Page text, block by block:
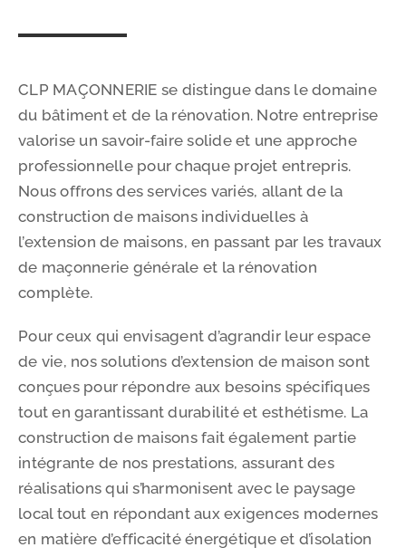
CLP MAÇONNERIE se distingue dans le domaine
du bâtiment et de la rénovation. Notre entreprise
valorise un savoir-faire solide et une approche
professionnelle pour chaque projet entrepris.
Nous offrons des services variés, allant de la
construction de maisons individuelles à
l’extension de maisons, en passant par les travaux
de maçonnerie générale et la rénovation
complète.
Pour ceux qui envisagent d’agrandir leur espace
de vie, nos solutions d’extension de maison sont
conçues pour répondre aux besoins spécifiques
tout en garantissant durabilité et esthétisme. La
construction de maisons fait également partie
intégrante de nos prestations, assurant des
réalisations qui s’harmonisent avec le paysage
local tout en répondant aux exigences modernes
en matière d’efficacité énergétique et d’isolation